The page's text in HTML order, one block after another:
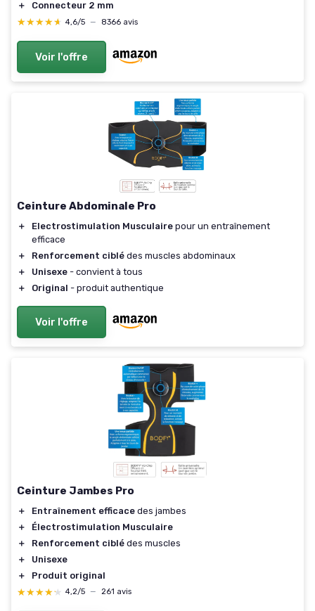
＋ Connecteur 2 mm
★★★★★
★★★★★ 4,6/5 — 8366 avis
Voir l'offre
Ceinture Abdominale Pro
＋ Electrostimulation Musculaire pour un entraînement
efficace
＋
Renforcement ciblé des muscles abdominaux
＋
Unisexe - convient à tous
＋
Original - produit authentique
Voir l'offre
Ceinture Jambes Pro
＋ Entraînement efficace des jambes
＋
Électrostimulation Musculaire
＋
Renforcement ciblé des muscles
＋
Unisexe
＋
Produit original
★★★★★
★★★★★ 4,2/5 — 261 avis